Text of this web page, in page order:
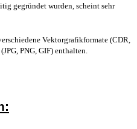
gegründet wurden, scheint sehr
Vektorgrafikformate (CDR,
PNG, GIF) enthalten.